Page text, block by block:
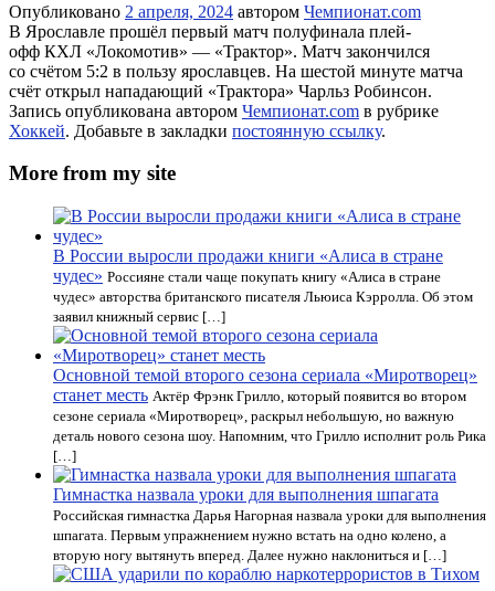
Опубликовано 2 апреля, 2024 автором Чемпионат.com
В Ярославле прошёл первый матч полуфинала плей-
офф КХЛ «Локомотив» — «Трактор». Матч закончился
со счётом 5:2 в пользу ярославцев. На шестой минуте матча
счёт открыл нападающий «Трактора» Чарльз Робинсон.
Запись опубликована автором Чемпионат.com в рубрике
Хоккей. Добавьте в закладки постоянную ссылку.
More from my site
В России выросли продажи книги «Алиса в стране
чудес» Россияне стали чаще покупать книгу «Алиса в стране
чудес» авторства британского писателя Льюиса Кэрролла. Об этом
заявил книжный сервис […]
Основной темой второго сезона сериала «Миротворец»
станет месть Актёр Фрэнк Грилло, который появится во втором
сезоне сериала «Миротворец», раскрыл небольшую, но важную
деталь нового сезона шоу. Напомним, что Грилло исполнит роль Рика
[…]
Гимнастка назвала уроки для выполнения шпагата
Российская гимнастка Дарья Нагорная назвала уроки для выполнения
шпагата. Первым упражнением нужно встать на одно колено, а
вторую ногу вытянуть вперед. Далее нужно наклониться и […]